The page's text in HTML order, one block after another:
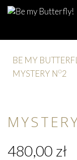
BE MY
MYSTERY NO2
480,00 zł